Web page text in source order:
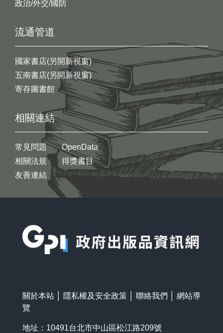
政治/外交/國防
流通管道
國家書店(另開新視窗)
五南書店(另開新視窗)
寄存圖書館
相關連結
常見問題
相關法規
友善連結
OpenData
得獎書目
關於本站 隱私權及安全政策 聯絡我們
網站導
覽
地址：10491台北市中山區松江路209號